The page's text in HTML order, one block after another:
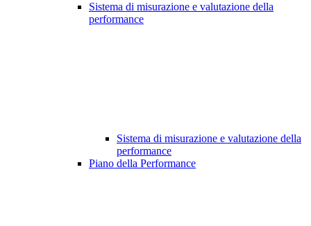
Sistema di misurazione e valutazione della
performance
Sistema di misurazione e valutazione della
performance
Piano della Performance